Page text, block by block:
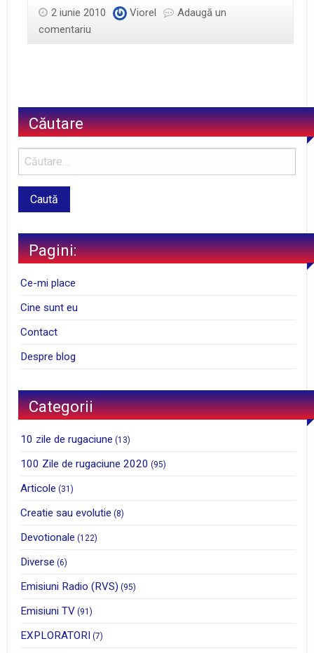
2 iunie 2010 Viorel
Adaugă un
comentariu
Căutare
Pagini:
Ce-mi place
Cine sunt eu
Contact
Despre blog
Categorii
10 zile de rugaciune (13)
100 Zile de rugaciune 2020 (95)
Articole (31)
Creatie sau evolutie (8)
Devotionale (122)
Diverse (6)
Emisiuni Radio (RVS) (95)
Emisiuni TV (91)
EXPLORATORI (7)